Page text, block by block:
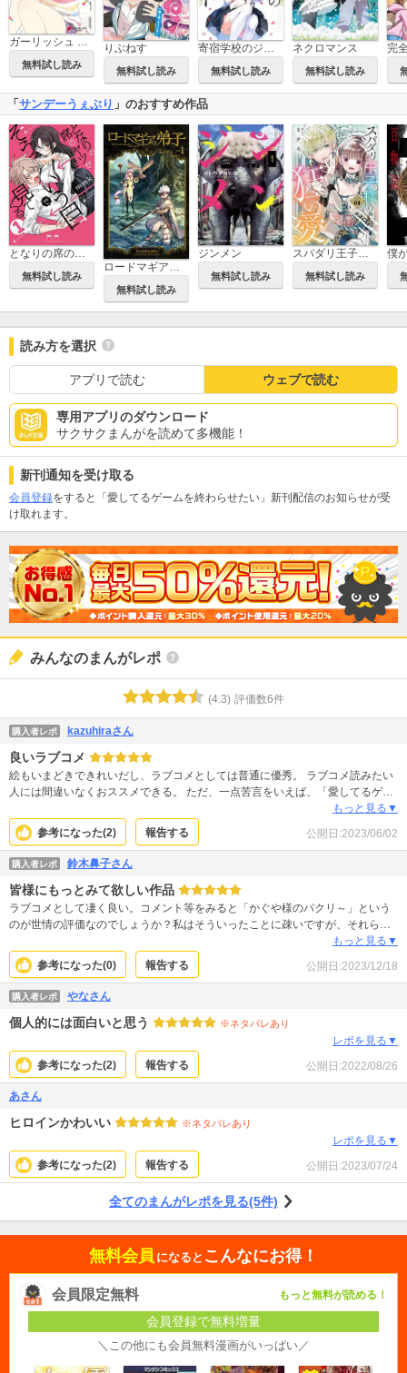
ガーリッシュ ナンバー
無料試し読み
りぶねす
無料試し読み
寄宿学校のジュリエット 公式アンソロジーコミック
無料試し読み
ネクロマンス
無料試し読み
「 サンデーうぇぶり 」のおすすめ作品
となりの席のヤツがそういう目で見てくる
無料試し読み
無料試し読み
ジンメン
無料試し読み
スパダリ王子様の狂い愛
無料試し読み
読み方を選択
アプリで読む ウェブで読む
専用アプリのダウンロード
サクサクまんがを読めて多機能！
新刊通知を受け取る
会員登録をすると「愛してるゲームを終わらせたい」新刊配信のお知らせが受
け取れます。
みんなのまんがレポ
(4.3) 評価数6件
購入者レポ kazuhiraさん
良いラブコメ
絵もいまどきできれいだし、ラブコメとしては普通に優秀。 ラブコメ読みたい
人には間違いなくおススメできる。 ただ、一点苦言をいえば、「愛してるゲー
ム」っていう設定はいらなかった。これがあるせいで、「かぐや様」と比較さ
れたり、パクリって言われたりする。たしかにかぐや様が好きな層にはささり
やすいから、そこをターゲットにしてるってわかりやすいメッセージにはなり
そうだけれど、勿体ないなあと思う。この設定なくても全然ラブコメとして優
秀だもん。
もっと見る▼
参考になった(2) 報告する 公開日:2023/06/02
購入者レポ 鈴木鼻子さん
皆様にもっとみて欲しい作品
ラブコメとして凄く良い。コメント等をみると「かぐや様のパクリ～」という
のが世情の評価なのでしょうか？私はそういったことに疎いですが、それらを
差っ引いても、この漫画のキャラクターは魅力的に動いています。 個人的に
は、「自分が好きな自分」になるための努力をしている時の心情や、2人のお互
いに相手のことを考えている時などの描写が上手いと感じ、とても素敵です。
きっかけはかぐや様からでもいい、何でもいいからもっとこの人の作品の良さ
がもっと広がってほしいです。
もっと見る▼
参考になった(0) 報告する 公開日:2023/12/18
購入者レポ やなさん
個人的には面白いと思う ※ネタバレあり
レポを見る▼
参考になった(2) 報告する 公開日:2022/08/26
あさん
ヒロインかわいい ※ネタバレあり
レポを見る▼
参考になった(2) 報告する 公開日:2023/07/24
全てのまんがレポを見る(5件)
無料会員 になると こんなにお得！
会員限定無料 もっと無料が読める！
会員登録で無料増量
＼この他にも会員無料漫画がいっぱい／